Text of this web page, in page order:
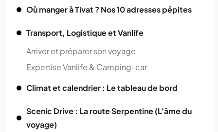
Où manger à Tivat ? Nos 10 adresses pépites
Transport, Logistique et Vanlife
Arriver et préparer son voyage
Expertise Vanlife & Camping-car
Climat et calendrier : Le tableau de bord
Scenic Drive : La route Serpentine (L'âme du
voyage)